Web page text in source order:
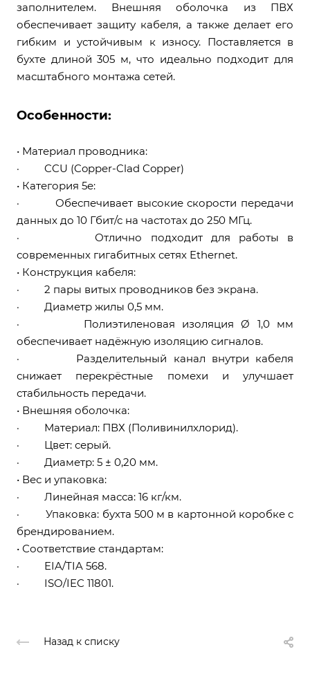
заполнителем. Внешняя оболочка из ПВХ
обеспечивает защиту кабеля, а также делает его
гибким и устойчивым к износу. Поставляется в
бухте длиной 305 м, что идеально подходит для
масштабного монтажа сетей.
Особенности:
• Материал проводника:
· CCU (Copper-Clad Copper)
• Категория 5е:
· Обеспечивает высокие скорости передачи
данных до 10 Гбит/с на частотах до 250 МГц.
· Отлично подходит для работы в
современных гигабитных сетях Ethernet.
• Конструкция кабеля:
· 2 пары витых проводников без экрана.
· Диаметр жилы 0,5 мм.
· Полиэтиленовая изоляция Ø 1,0 мм
обеспечивает надёжную изоляцию сигналов.
· Разделительный канал внутри кабеля
снижает перекрёстные помехи и улучшает
стабильность передачи.
• Внешняя оболочка:
· Материал: ПВХ (Поливинилхлорид).
· Цвет: серый.
· Диаметр: 5 ± 0,20 мм.
• Вес и упаковка:
· Линейная масса: 16 кг/км.
· Упаковка: бухта 500 м в картонной коробке с
брендированием.
• Соответствие стандартам:
· EIA/TIA 568.
· ISO/IEC 11801.
Назад к списку